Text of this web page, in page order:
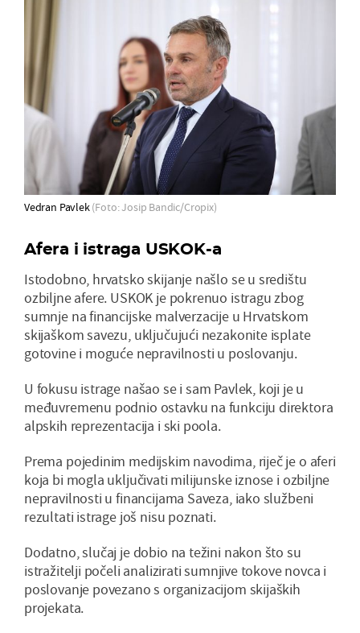
Vedran Pavlek(Foto: Josip Bandic/Cropix)
Afera i istraga USKOK-a
Istodobno, hrvatsko skijanje našlo se u središtu
ozbiljne afere. USKOK je pokrenuo istragu zbog
sumnje na financijske malverzacije u Hrvatskom
skijaškom savezu, uključujući nezakonite isplate
gotovine i moguće nepravilnosti u poslovanju.
U fokusu istrage našao se i sam Pavlek, koji je u
međuvremenu podnio ostavku na funkciju direktora
alpskih reprezentacija i ski poola.
Prema pojedinim medijskim navodima, riječ je o aferi
koja bi mogla uključivati milijunske iznose i ozbiljne
nepravilnosti u financijama Saveza, iako službeni
rezultati istrage još nisu poznati.
Dodatno, slučaj je dobio na težini nakon što su
istražitelji počeli analizirati sumnjive tokove novca i
poslovanje povezano s organizacijom skijaških
projekata.